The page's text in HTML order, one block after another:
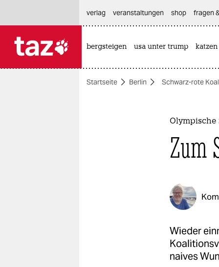
themen
verlag
veranstaltungen shop fragen
bergsteigen usa unter trump katzen
Startseite Berlin Schwarz-rote
Olympische
Zum
Wieder
naives